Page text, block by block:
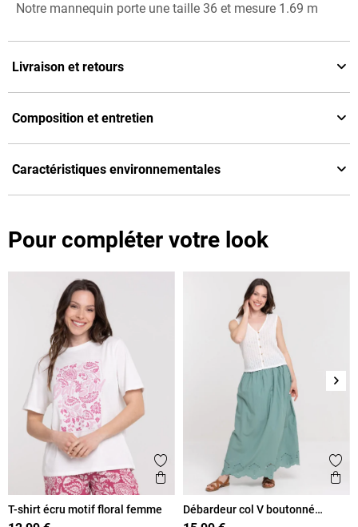
Notre mannequin porte une taille 36 et mesure 1.69 m
Livraison et retours
Composition et entretien
Caractéristiques environnementales
Pour compléter votre look
Ajouter aux favoris
Aperçu rapide
T-shirt écru motif floral femme
Débardeur col V boutonné
femme